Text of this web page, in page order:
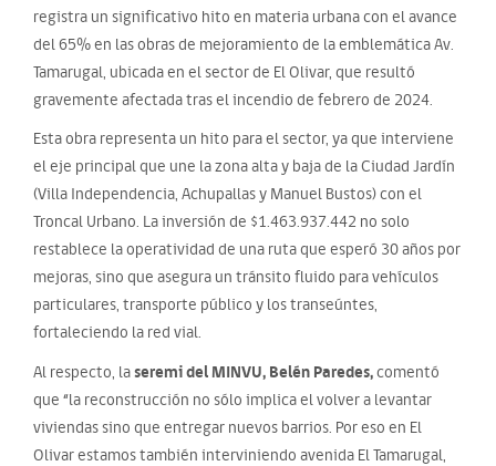
registra un significativo hito en materia urbana con el avance
del 65% en las obras de mejoramiento de la emblemática Av.
Tamarugal, ubicada en el sector de El Olivar, que resultó
gravemente afectada tras el incendio de febrero de 2024.
Esta obra representa un hito para el sector, ya que interviene
el eje principal que une la zona alta y baja de la Ciudad Jardín
(Villa Independencia, Achupallas y Manuel Bustos) con el
Troncal Urbano. La inversión de $1.463.937.442 no solo
restablece la operatividad de una ruta que esperó 30 años por
mejoras, sino que asegura un tránsito fluido para vehículos
particulares, transporte público y los transeúntes,
fortaleciendo la red vial.
Al respecto, laseremi del MINVU, Belén Paredes,comentó
que “la reconstrucción no sólo implica el volver a levantar
viviendas sino que entregar nuevos barrios. Por eso en El
Olivar estamos también interviniendo avenida El Tamarugal,